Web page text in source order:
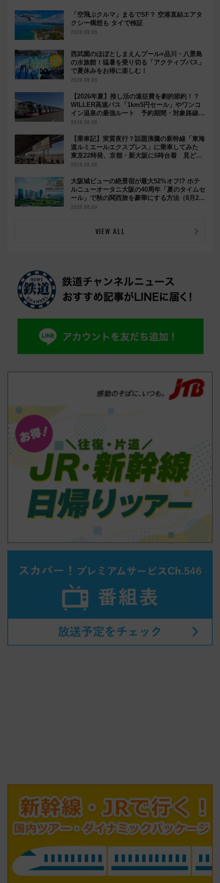
「空飛ぶクルマ」まるでSF？ 空港直結エアタ
クシー構想も タイで検証
2026.08.09
西武園のほぼとしまえんプール×品川・八景島
の水族館！猛暑を乗り切る「アクティブパス」
で夏休みをお得に楽しむ！
2026.08.09
【2026年夏】推し活の遠征費を劇的節約！？
WILLER高速バス「1km5円セール」やワンコ
イン温泉の最強ルート 予約期間・対象路線ま
とめ
2026.08.09
【乗車記】実質夜行？話題沸騰の新幹線「東海
道ルミエールエクスプレス」に乗車してみた
東京22時発、京都・新大阪に6時台着 見どこ
ろは岐阜羽島の素晴らし過ぎる朝
2026.08.09
大阪城ビューの絶景宿が最大52%オフ!? ホテ
ルニューオータニ大阪の40周年「夏のタイムセ
ール」で秋の関西旅を豪華にする方法（8月20
日まで！）
2026.08.09
VIEW ALL